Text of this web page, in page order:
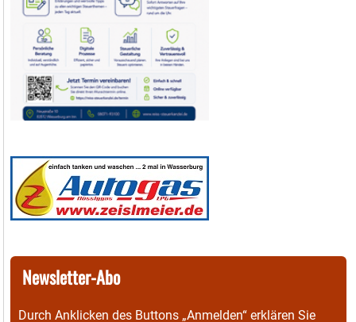
Newsletter-Abo
Durch Anklicken des Buttons „Anmelden“ erklären Sie